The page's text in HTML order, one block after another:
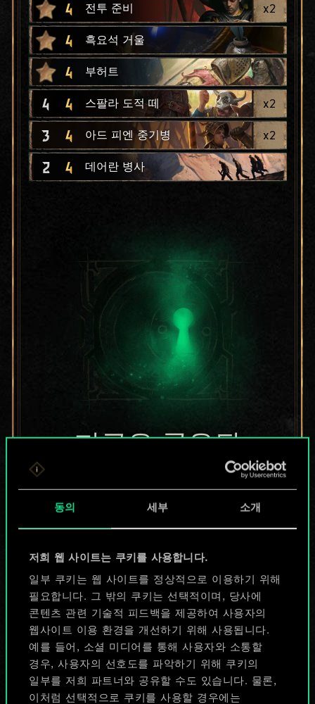
동의 세부 소개
저희 웹 사이트는 쿠키를 사용합니다.
일부 쿠키는 웹 사이트를 정상적으로 이용하기 위해
필요합니다. 그 밖의 쿠키는 선택적이며, 당사에
콘텐츠 관련 기술적 피드백을 제공하여 사용자의
웹사이트 이용 환경을 개선하기 위해 사용됩니다.
예를 들어, 소셜 미디어를 통해 사용자와 소통할
경우, 사용자의 선호도를 파악하기 위해 쿠키의
일부를 저희 파트너와 공유할 수도 있습니다. 물론,
이처럼 선택적으로 쿠키를 사용할 경우에는
4 전투 준비 x2
4 흑요석 거울
4 부허트
4 4 스팔라 도적 떼 x2
3 4 아드 피엔 중기병 x2
2 4 데어란 병사
지금은 공유된
카드들에 지나지
않지만
무궁무진한
가능성을 가지고
있습니다!
덱 이름 짓기 & 가이드 작성하기
덱 편집